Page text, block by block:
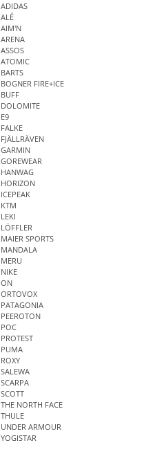
ADIDAS
ALÉ
AIM'N
ARENA
ASSOS
ATOMIC
BARTS
BOGNER FIRE+ICE
BUFF
DOLOMITE
E9
FALKE
FJÄLLRÄVEN
GARMIN
GOREWEAR
HANWAG
HORIZON
ICEPEAK
KTM
LEKI
LÖFFLER
MAIER SPORTS
MANDALA
MERU
NIKE
ON
ORTOVOX
PATAGONIA
PEEROTON
POC
PROTEST
PUMA
ROXY
SALEWA
SCARPA
SCOTT
THE NORTH FACE
THULE
UNDER ARMOUR
YOGISTAR